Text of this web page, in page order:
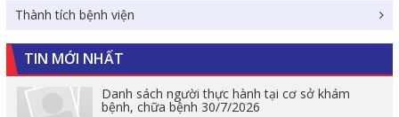
Thành tích bệnh viện
TIN MỚI NHẤT
Danh sách người thực hành tại cơ sở khám
bệnh, chữa bệnh 30/7/2026